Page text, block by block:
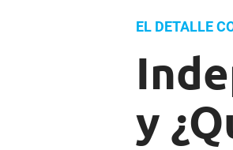
EL DETALLE
y